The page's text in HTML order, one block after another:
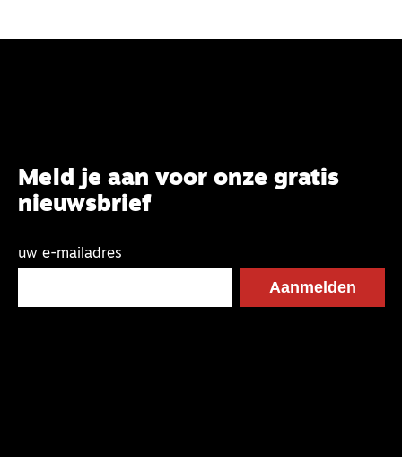
Meld je aan voor onze gratis
nieuwsbrief
uw e-mailadres